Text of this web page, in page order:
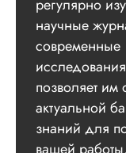
регулярно
научные
современные
позволяет им
актуальной
знаний для